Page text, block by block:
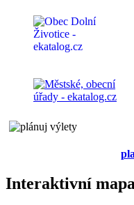
Interaktivní mapa